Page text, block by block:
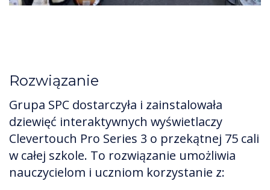
Rozwiązanie
Grupa SPC dostarczyła i zainstalowała
dziewięć interaktywnych wyświetlaczy
Clevertouch Pro Series 3 o przekątnej 75 cali
w całej szkole. To rozwiązanie umożliwia
nauczycielom i uczniom korzystanie z: